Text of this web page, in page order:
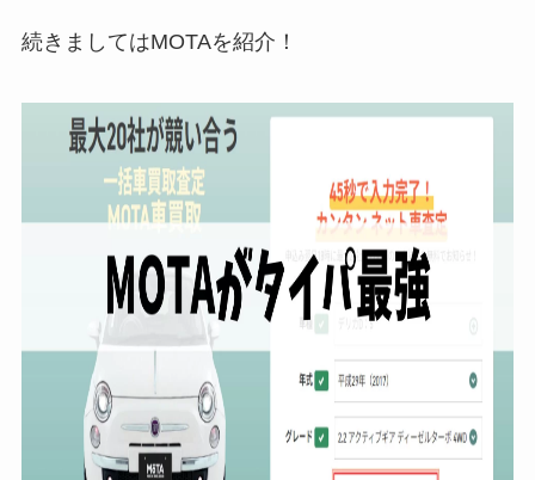
続きましてはMOTAを紹介！